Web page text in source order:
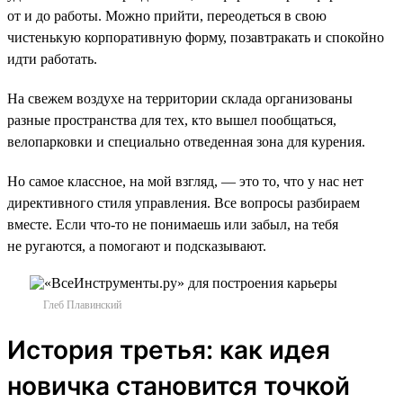
от и до работы. Можно прийти, переодеться в свою
чистенькую корпоративную форму, позавтракать и спокойно
идти работать.
На свежем воздухе на территории склада организованы
разные пространства для тех, кто вышел пообщаться,
велопарковки и специально отведенная зона для курения.
Но самое классное, на мой взгляд, — это то, что у нас нет
директивного стиля управления. Все вопросы разбираем
вместе. Если что-то не понимаешь или забыл, на тебя
не ругаются, а помогают и подсказывают.
Глеб Плавинский
История третья: как идея
новичка становится точкой